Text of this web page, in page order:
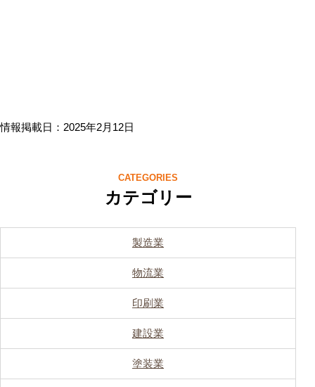
情報掲載日：2025年2月12日
CATEGORIES
カテゴリー
製造業
物流業
印刷業
建設業
塗装業